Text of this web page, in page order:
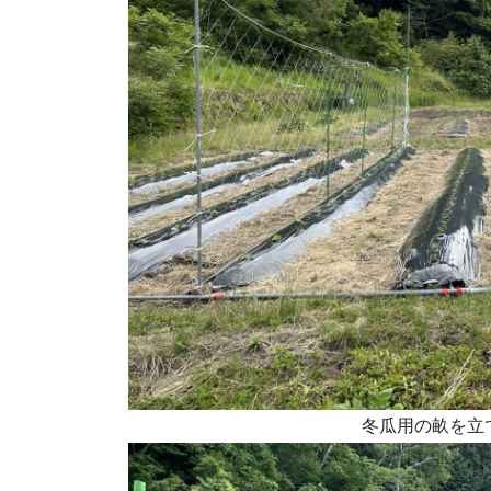
冬瓜用の畝を立